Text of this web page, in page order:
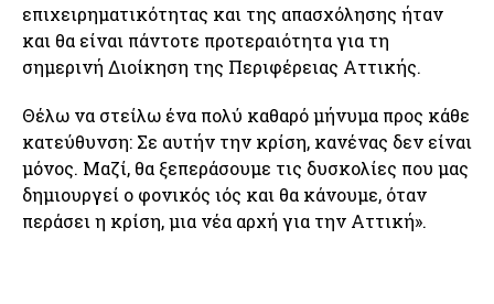
επιχειρηματικότητας και της απασχόλησης ήταν
και θα είναι πάντοτε προτεραιότητα για τη
σημερινή Διοίκηση της Περιφέρειας Αττικής.
Θέλω να στείλω ένα πολύ καθαρό μήνυμα προς κάθε
κατεύθυνση: Σε αυτήν την κρίση, κανένας δεν είναι
μόνος. Μαζί, θα ξεπεράσουμε τις δυσκολίες που μας
δημιουργεί ο φονικός ιός και θα κάνουμε, όταν
περάσει η κρίση, μια νέα αρχή για την Αττική».